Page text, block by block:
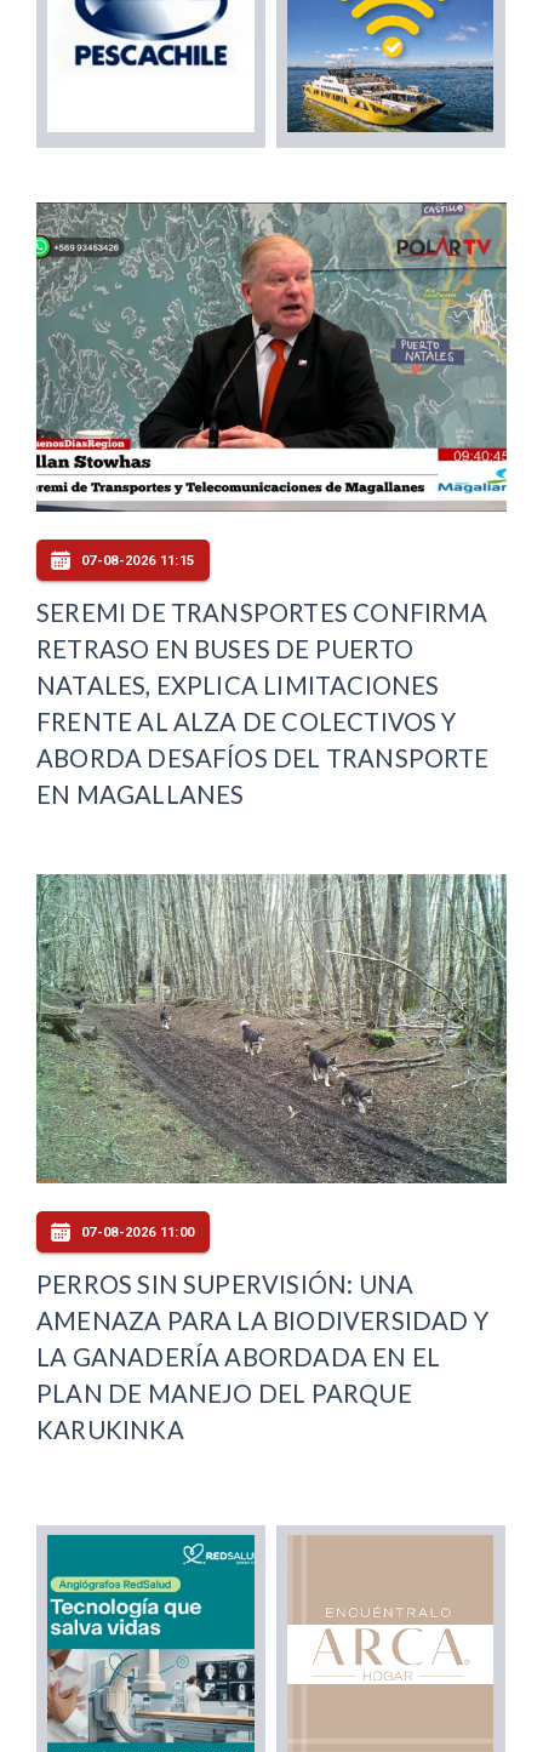
07-08-2026 11:15
SEREMI DE TRANSPORTES CONFIRMA
RETRASO EN BUSES DE PUERTO
NATALES, EXPLICA LIMITACIONES
FRENTE AL ALZA DE COLECTIVOS Y
ABORDA DESAFÍOS DEL TRANSPORTE
EN MAGALLANES
07-08-2026 11:00
PERROS SIN SUPERVISIÓN: UNA
AMENAZA PARA LA BIODIVERSIDAD Y
LA GANADERÍA ABORDADA EN EL
PLAN DE MANEJO DEL PARQUE
KARUKINKA